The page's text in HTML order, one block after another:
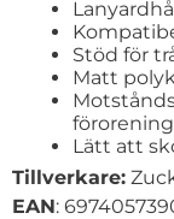
Stöd för
Matt
Lätt att
Tillverkare:
EAN: